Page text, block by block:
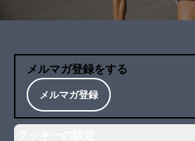
メルマガ登録をする
メルマガ登録